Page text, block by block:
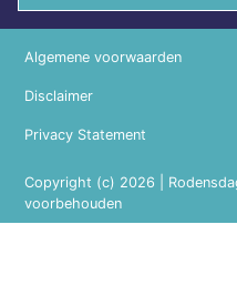
Copyright (c) 2026 |
voorbehouden
Algemene voorwaarden
Disclaimer
Privacy Statement